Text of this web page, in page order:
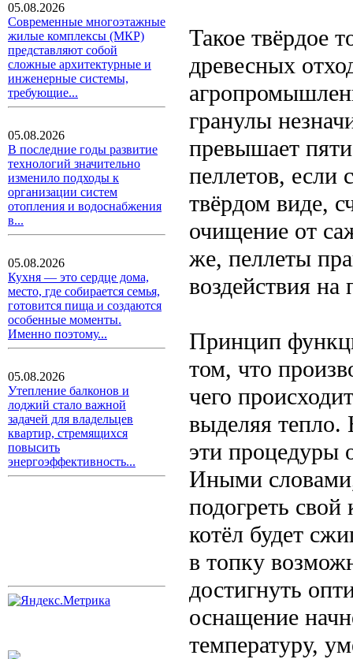
05.08.2026
Современные многоэтажные
жилые комплексы (МКР)
представляют собой
сложные архитектурные и
инженерные системы,
требующие...
05.08.2026
В последние годы развитие
технологий значительно
изменило подходы к
организации систем
отопления и водоснабжения
в...
05.08.2026
Кухня — это сердце дома,
место, где собирается семья,
готовится пища и создаются
особенные моменты.
Именно поэтому...
05.08.2026
Утепление балконов и
лоджий стало важной
задачей для владельцев
квартир, стремящихся
повысить
энергоэффективность...
Такое твёрдое
древесных
гранулы
превышает
пеллетов, если
твёрдом виде,
очищение от
же, пеллеты
воздействия
Принцип
том, что
чего
выделяя тепло.
эти процедуры
Иными
подогреть
котёл будет
в топку
достигнуть
оснащение
температуру,